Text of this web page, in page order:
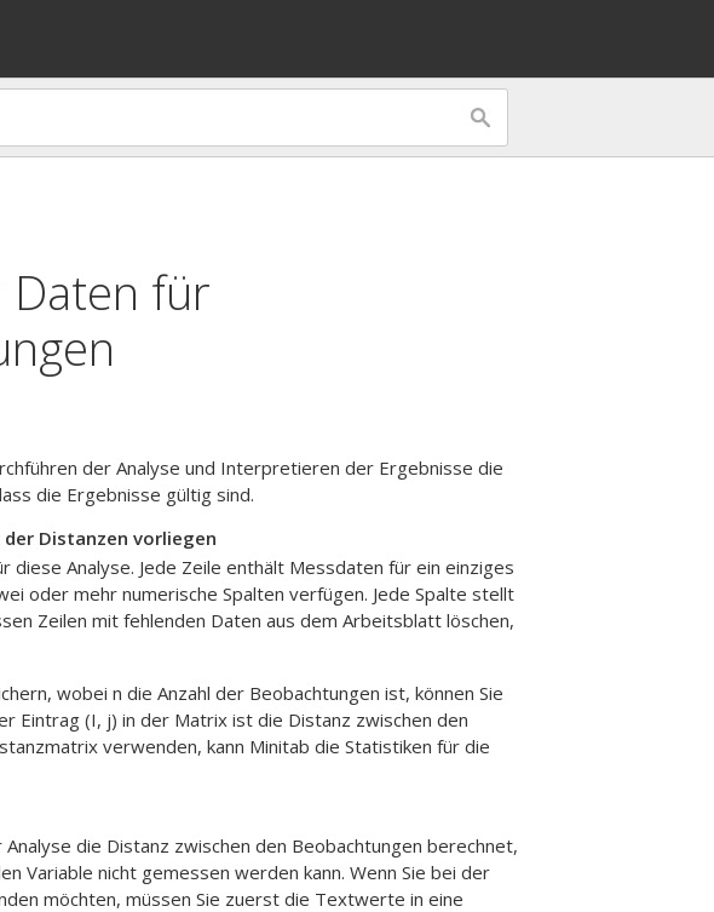
Daten für
der Analyse und Interpretieren der Ergebnisse die
die Ergebnisse gültig sind.
Distanzen vorliegen
diese Analyse. Jede Zeile enthält Messdaten für ein einziges
oder mehr numerische Spalten verfügen. Jede Spalte stellt
Zeilen mit fehlenden Daten aus dem Arbeitsblatt löschen,
wobei n die Anzahl der Beobachtungen ist, können Sie
Eintrag (I, j) in der Matrix ist die Distanz zwischen den
verwenden, kann Minitab die Statistiken für die
die Distanz zwischen den Beobachtungen berechnet,
Variable nicht gemessen werden kann. Wenn Sie bei der
möchten, müssen Sie zuerst die Textwerte in eine